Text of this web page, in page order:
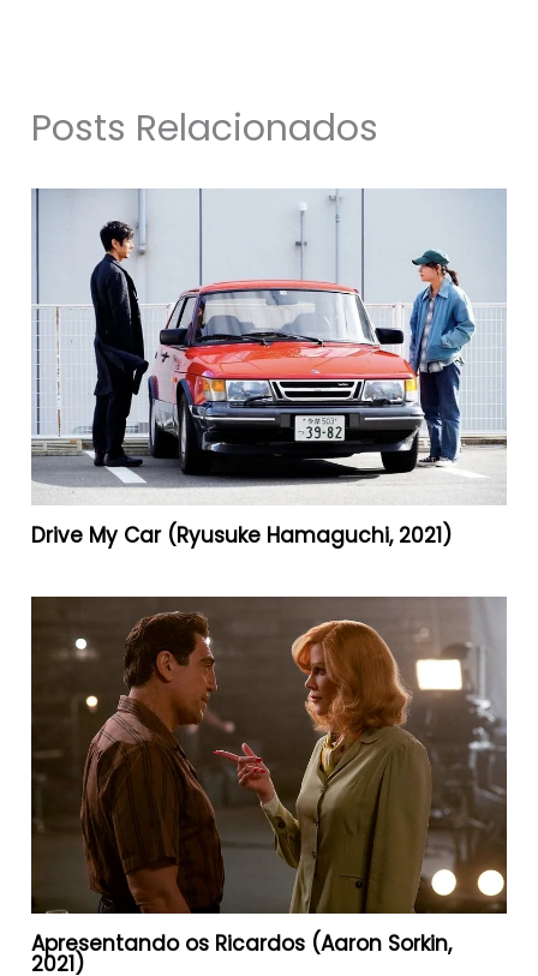
Posts Relacionados
Drive My Car (Ryusuke Hamaguchi, 2021)
Apresentando os Ricardos (Aaron Sorkin,
2021)